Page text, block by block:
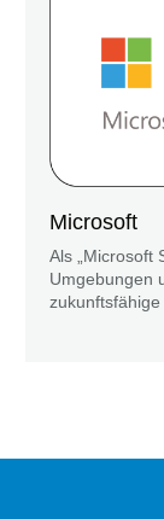
Microsoft
Als „Microsoft
Umgebungen